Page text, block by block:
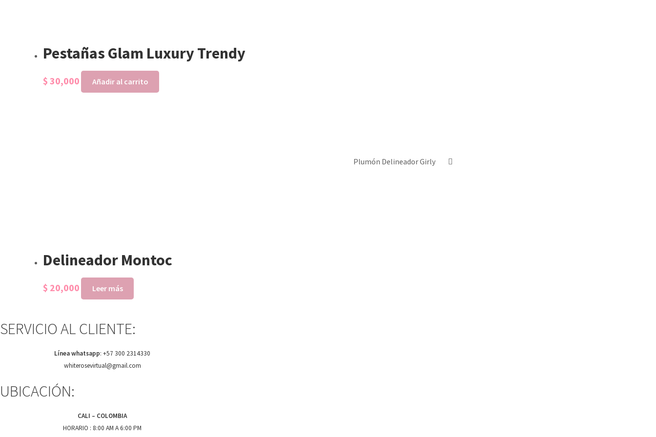
Pestañas Glam Luxury Trendy
$ 30,000 Añadir al carrito
Delineador Montoc
$ 20,000 Leer más
Plumón Delineador Girly
SERVICIO AL CLIENTE:
Línea whatsapp: +57 300 2314330
whiterosevirtual@gmail.com
UBICACIÓN:
CALI – COLOMBIA
HORARIO : 8:00 AM A 6:00 PM